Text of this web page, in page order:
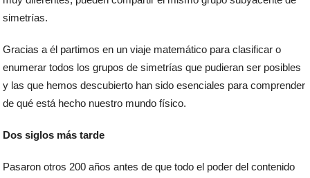
simetrías.
Gracias a él partimos en un viaje matemático para clasificar o
enumerar todos los grupos de simetrías que pudieran ser posibles
y las que hemos descubierto han sido esenciales para comprender
de qué está hecho nuestro mundo físico.
Dos siglos más tarde
Pasaron otros 200 años antes de que todo el poder del contenido